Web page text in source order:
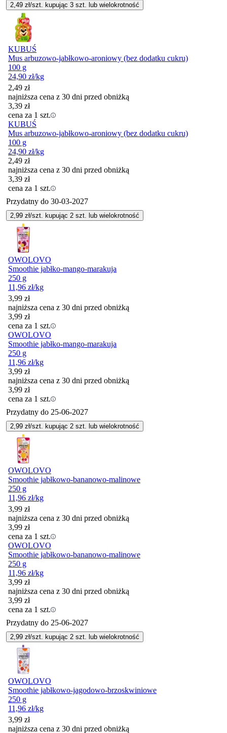
2,49 zł/szt. kupując 3 szt. lub wielokrotność
KUBUŚ
Mus arbuzowo-jabłkowo-aroniowy (bez dodatku cukru)
100 g
24,90 zł/kg
2,49 zł
najniższa cena z 30 dni przed obniżką
3,39 zł
cena za 1 szt.
KUBUŚ
Mus arbuzowo-jabłkowo-aroniowy (bez dodatku cukru)
100 g
24,90 zł/kg
2,49 zł
najniższa cena z 30 dni przed obniżką
3,39 zł
cena za 1 szt.
Przydatny do 30-03-2027
2,99 zł/szt. kupując 2 szt. lub wielokrotność
OWOLOVO
Smoothie jabłko-mango-marakuja
250 g
11,96 zł/kg
3,99 zł
najniższa cena z 30 dni przed obniżką
3,99 zł
cena za 1 szt.
OWOLOVO
Smoothie jabłko-mango-marakuja
250 g
11,96 zł/kg
3,99 zł
najniższa cena z 30 dni przed obniżką
3,99 zł
cena za 1 szt.
Przydatny do 25-06-2027
2,99 zł/szt. kupując 2 szt. lub wielokrotność
OWOLOVO
Smoothie jabłkowo-bananowo-malinowe
250 g
11,96 zł/kg
3,99 zł
najniższa cena z 30 dni przed obniżką
3,99 zł
cena za 1 szt.
OWOLOVO
Smoothie jabłkowo-bananowo-malinowe
250 g
11,96 zł/kg
3,99 zł
najniższa cena z 30 dni przed obniżką
3,99 zł
cena za 1 szt.
Przydatny do 25-06-2027
2,99 zł/szt. kupując 2 szt. lub wielokrotność
OWOLOVO
Smoothie jabłkowo-jagodowo-brzoskwiniowe
250 g
11,96 zł/kg
3,99 zł
najniższa cena z 30 dni przed obniżką